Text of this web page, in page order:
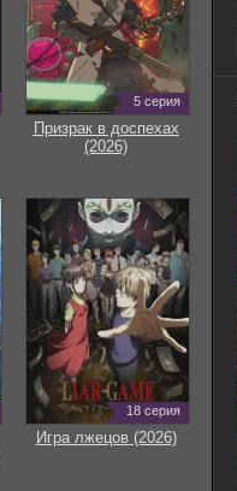
5 серия
Призрак в доспехах
(2026)
18 серия
Игра лжецов (2026)